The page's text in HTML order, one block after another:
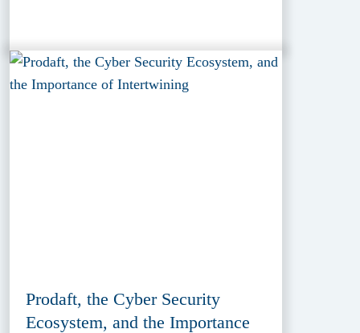
Prodaft, the Cyber Security
Ecosystem, and the Importance